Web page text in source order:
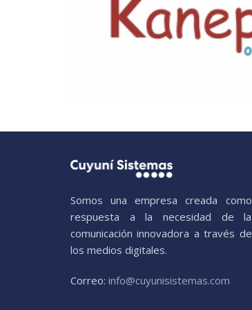
Somos una empresa creada como
respuesta a la necesidad de la
comunicación innovadora a través de
los medios digitales.
Correo: info@cuyunisistemas.com